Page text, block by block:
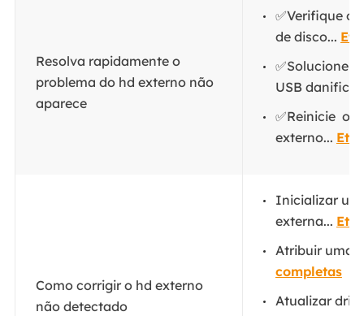
Resolva rapidamente o
problema do hd externo não
aparece
✅Verifique o
de disco...
✅Solucione
USB
✅Reinicie o
externo...
Como corrigir o hd externo
não detectado
Inicializar
externa...
Atribuir uma
completas
Atualizar